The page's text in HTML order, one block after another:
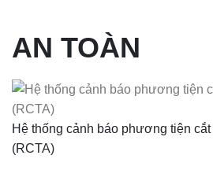
AN TOÀN
Hệ thống cảnh báo phương tiện
(RCTA)